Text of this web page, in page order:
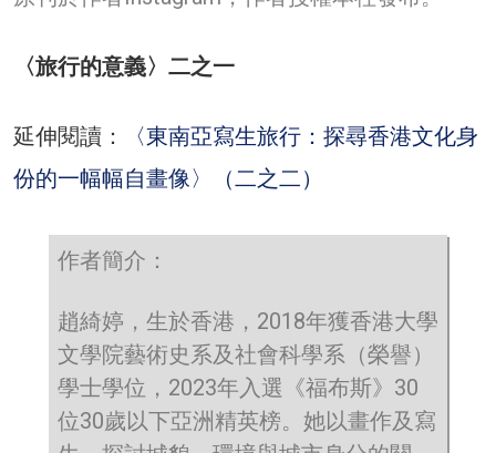
〈旅行的意義〉二之一
延伸閱讀：
〈東南亞寫生旅行：探尋香港文化身
份的一幅幅自畫像〉（二之二）
作者簡介：
趙綺婷，生於香港，2018年獲香港大學
文學院藝術史系及社會科學系（榮譽）
學士學位，2023年入選《福布斯》30
位30歲以下亞洲精英榜。她以畫作及寫